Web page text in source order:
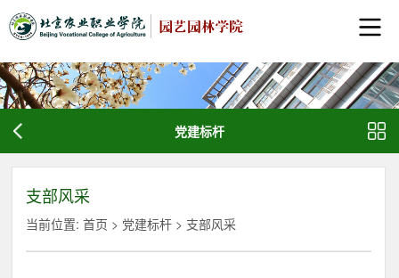
党建标杆
支部风采
当前位置: 首页 > 党建标杆 > 支部风采